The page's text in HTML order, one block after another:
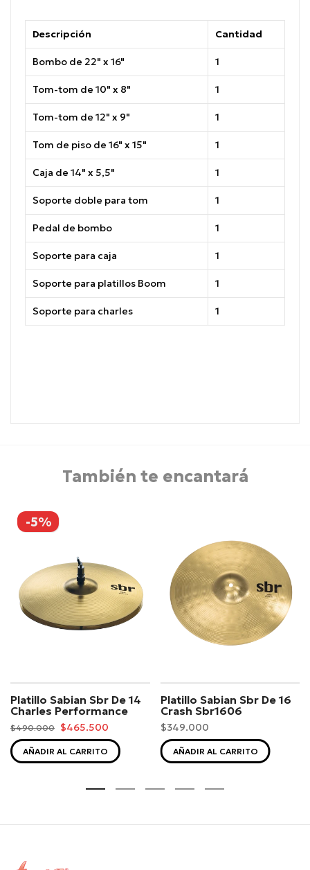
Descripción Cantidad
Bombo de 22" x 16" 1
Tom-tom de 10" x 8" 1
Tom-tom de 12" x 9" 1
Tom de piso de 16" x 15" 1
Caja de 14" x 5,5" 1
Soporte doble para tom 1
Pedal de bombo 1
Soporte para caja 1
Soporte para platillos Boom 1
Soporte para charles 1
También te encantará
-5%
Platillo Sabian Sbr De 14
Charles Performance
$490.000 $465.500
AÑADIR AL CARRITO
Platillo Sabian Sbr De 16
Crash Sbr1606
$349.000
AÑADIR AL CARRITO